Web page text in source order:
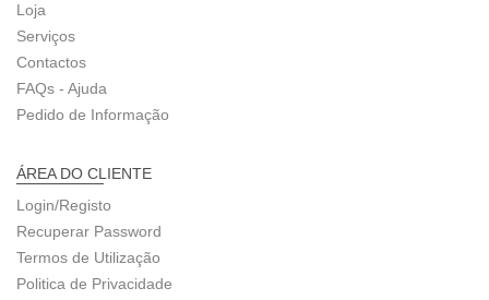
Loja
Serviços
Contactos
FAQs - Ajuda
Pedido de Informação
ÁREA DO CLIENTE
Login/Registo
Recuperar Password
Termos de Utilização
Politica de Privacidade